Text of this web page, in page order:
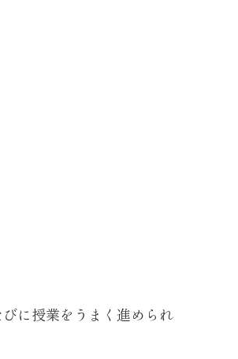
に授業をうまく進められ